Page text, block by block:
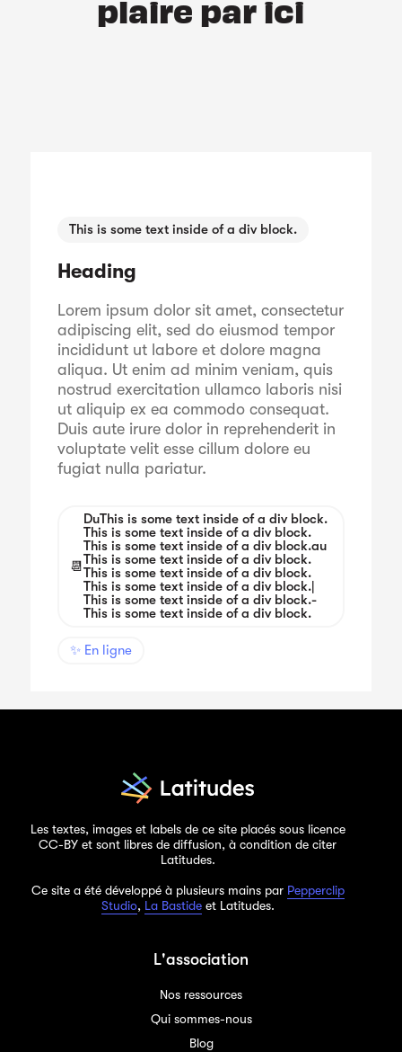
plaire par ici
This is some text inside of a div block.
Heading
Lorem ipsum dolor sit amet, consectetur
adipiscing elit, sed do eiusmod tempor
incididunt ut labore et dolore magna
aliqua. Ut enim ad minim veniam, quis
nostrud exercitation ullamco laboris nisi
ut aliquip ex ea commodo consequat.
Duis aute irure dolor in reprehenderit in
voluptate velit esse cillum dolore eu
fugiat nulla pariatur.
📆
DuThis is some text inside of a div block.
This is some text inside of a div block.
This is some text inside of a div block.au
This is some text inside of a div block.
This is some text inside of a div block.
This is some text inside of a div block.|
This is some text inside of a div block.-
This is some text inside of a div block.
✨ En ligne
Les textes, images et labels de ce site placés sous licence
CC-BY et sont libres de diffusion, à condition de citer
Latitudes.
Ce site a été développé à plusieurs mains par Pepperclip
Studio, La Bastideet Latitudes.
L'association
Nos ressources
Qui sommes-nous
Blog